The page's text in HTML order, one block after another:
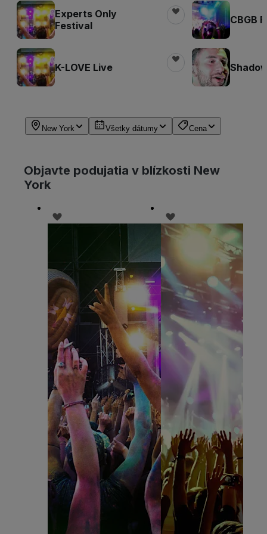
Experts Only
Festival
K-LOVE Live
CBGB
New York Všetky dátumy Cena
Objavte podujatia v blízkosti New
York